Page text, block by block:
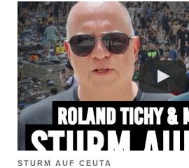
STURM AUF CEUTA